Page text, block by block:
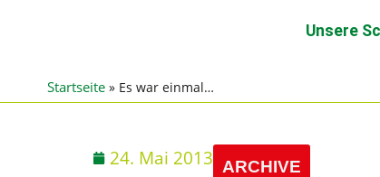
Startseite » Es war einmal…
Unsere
24. Mai 2013 ARCHIVE